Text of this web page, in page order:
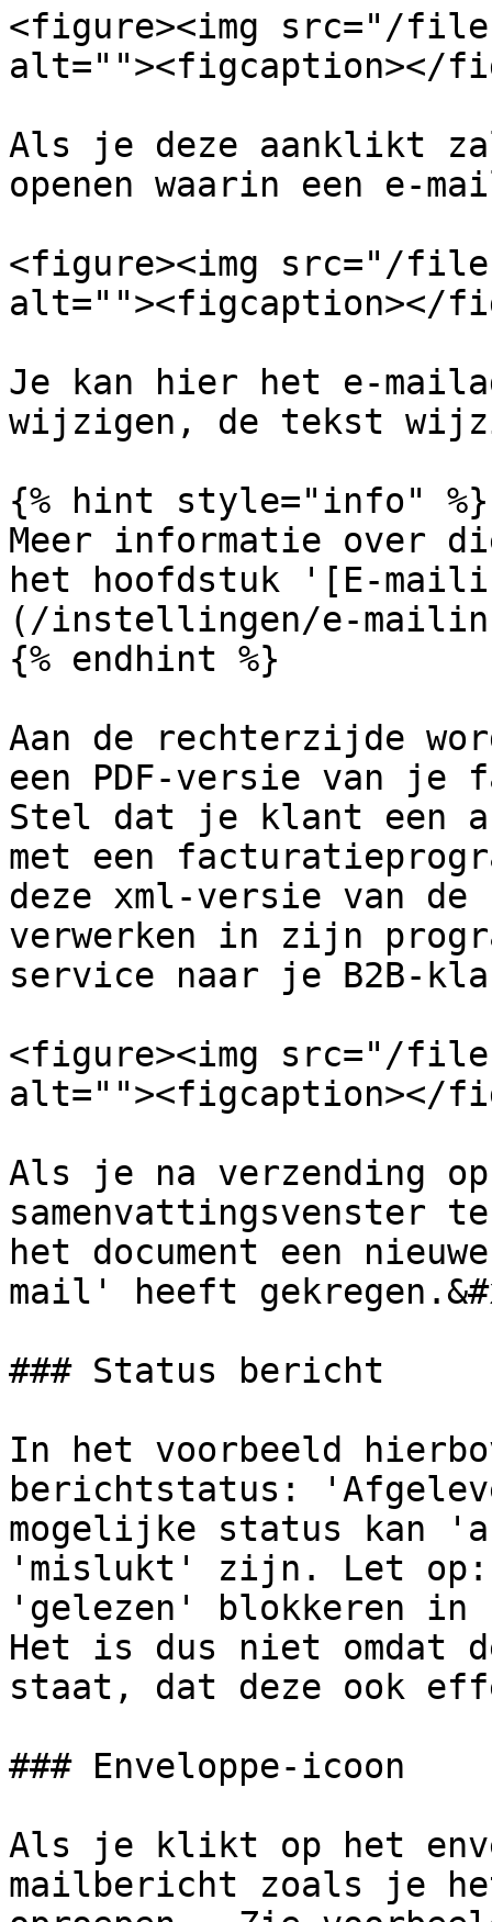
<figure><img src="/files/
alt=""><figcaption></
Als je deze aanklikt
openen waarin een e-
<figure><img src="/
alt=""><figcaption></
Je kan hier het e-
wijzigen, de tekst
{% hint style="info" %}
Meer informatie over
het hoofdstuk '[E-
(/instellingen/e-
{% endhint %}
Aan de rechterzijde
een PDF-versie van je
Stel dat je klant een
met een
deze xml-versie van
verwerken in zijn
service naar je B2B-
<figure><img src="/files/
alt=""><figcaption></
Als je na verzending
samenvattingsvenster
het document een
mail' heeft
### Status bericht
In het voorbeeld
berichtstatus:
mogelijke status kan
'mislukt' zijn. Let op:
'gelezen' blokkeren
Het is dus niet omdat
staat, dat deze ook
### Enveloppe-icoon
Als je klikt op het
mailbericht zoals je